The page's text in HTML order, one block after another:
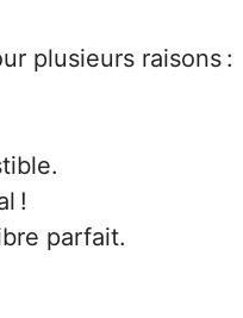
plusieurs raisons :
!
parfait.